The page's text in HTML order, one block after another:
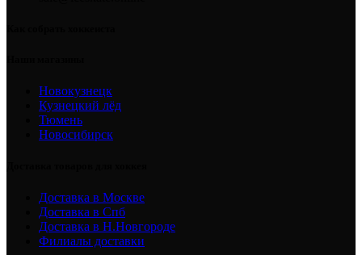
Новокузнецк
Кузнецкий лёд
Тюмень
Новосибирск
Доставка в Москве
Доставка в Спб
Доставка в Н.Новгороде
Филиалы доставки